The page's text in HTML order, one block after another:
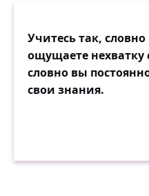
Учитесь так,
ощущаете нехватку
словно вы
свои знания.